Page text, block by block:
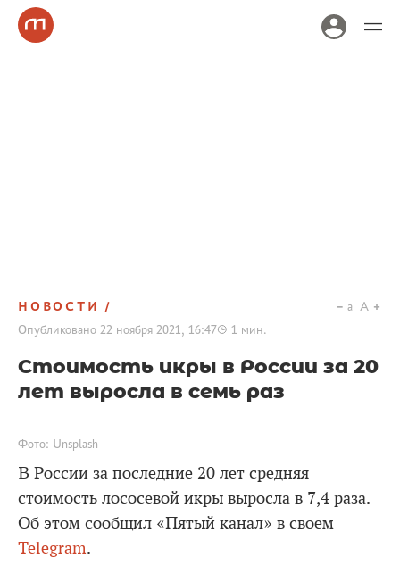
НОВОСТИ
Опубликовано 22 ноября 2021, 16:47 1 мин.
a A
Стоимость икры в России за 20
лет выросла в семь раз
Фото: Unsplash
В России за последние 20 лет средняя
стоимость лососевой икры выросла в 7,4 раза.
Об этом сообщил «Пятый канал» в своем
Telegram.